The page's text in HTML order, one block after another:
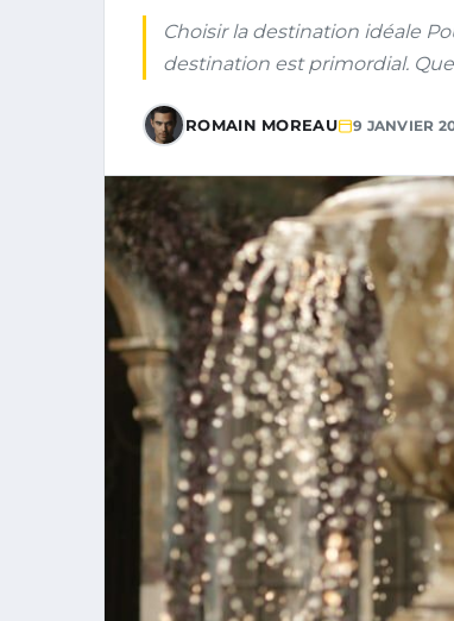
Choisir la destination idéale
destination est primordial.
ROMAIN MOREAU 9 JANVIER